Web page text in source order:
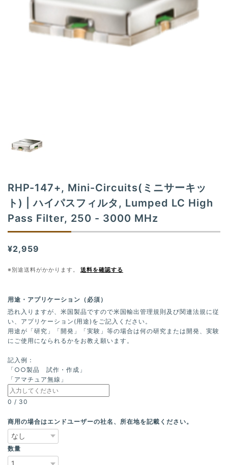
i
n
RHP-147+, Mini-Circuits(ミニサーキッ
ト) | ハイパスフィルタ, Lumped LC High
Pass Filter, 250 - 3000 MHz
¥2,959
※別途送料がかかります。 送料を確認する
用途・アプリケーション（必須）
恐れ入りますが、米国製品ですので米国輸出管理規則及び関連法規に従
い、アプリケーション(用途)をご記入ください。
用途が「研究」「開発」「実験」等の場合は何の研究または開発、実験
にご使用になられるかをお教え願います。
記入例：
「○○製品 試作・作成」
「アマチュア無線」
0 / 30
商用の場合はエンドユーザーの社名、所在地を記載ください。
数量